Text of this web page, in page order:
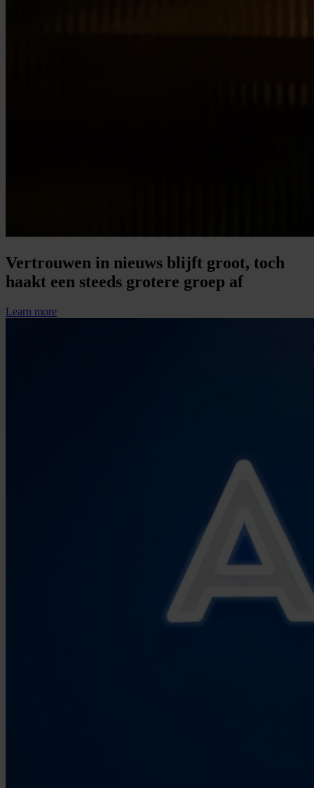
Vertrouwen in nieuws blijft groot, toch
haakt een steeds grotere groep af
Learn more